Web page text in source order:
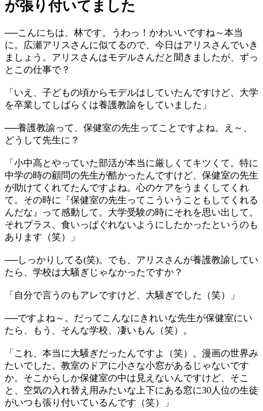
が張り付いてました
──こんにちは、林です。うわっ！かわいいですね～本当
に。広瀬アリスさんに似てるので、今日はアリスさんでいき
ましょう。アリスさんはモデルさんだと聞きましたが、ずっ
とこの仕事で？
「いえ、子どもの頃からモデルはしていたんですけど、大学
を卒業してしばらくは養護教諭をしていました」
──養護教諭って、保健室の先生ってことですよね。え～、
どうして先生に？
「小中高とやっていた部活が本当に厳しくてキツくて。特に
中学の時の顧問の先生が酷かったんですけど、保健室の先生
が助けてくれてたんですよね。心のケアをうまくしてくれ
て。その時に『保健室の先生ってこういうこともしてくれる
んだな』って感動して。大学受験の時にそれを思い出して。
それプラス、食いっぱぐれないようにしたかったというのも
あります（笑）」
──しっかりしてる(笑)。でも、アリスさんが養護教諭してい
たら、学校は大騒ぎじゃなかったですか？
「自分で言うのもアレですけど、大騒ぎでした（笑）」
──ですよね～。だってこんなにきれいな先生が保健室にい
たら、もう、そんな学校、凄いもん（笑）。
「これ、本当に大騒ぎだったんですよ（笑）。漫画の世界み
たいでした。教室のドアに小さな小窓があるじゃないです
か。そこからしか保健室の中は見えないんですけど、そこ
と、空気の入れ替え用みたいな上下にある窓に30人位の生徒
がいつも張り付いているんです（笑）」